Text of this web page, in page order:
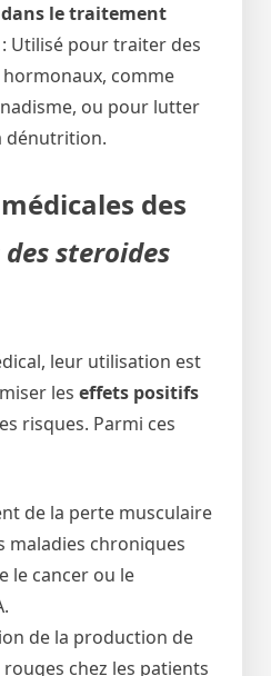
le traitement
: Utilisé pour traiter des
comme
ou pour lutter
dénutrition.
des
steroides
leur utilisation est
les effets positifs
risques. Parmi ces
de la perte musculaire
maladies chroniques
le cancer ou le
de la production de
chez les patients